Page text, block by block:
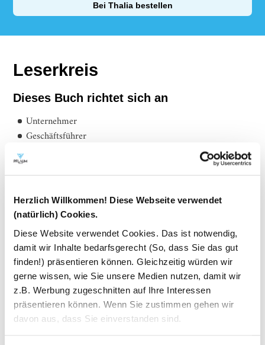
Herzlich Willkommen! Diese Webseite verwendet
(natürlich) Cookies.
Diese Website verwendet Cookies. Das ist notwendig,
damit wir Inhalte bedarfsgerecht (So, dass Sie das gut
finden!) präsentieren können. Gleichzeitig würden wir
gerne wissen, wie Sie unsere Medien nutzen, damit wir
z.B. Werbung zugeschnitten auf Ihre Interessen
präsentieren können. Wenn Sie zustimmen gehen wir
davon aus, dass Sie einverstanden sind.
Bei Thalia bestellen
Leserkreis
Dieses Buch richtet sich an
Unternehmer
Geschäftsführer
Marketing- und Kommuniktionsverantwortliche
Inhaber und Mitarbeiter von Marketing-Unternehmen
Agenturen.
Leseprobe
Powered byIssuu Publish for Free